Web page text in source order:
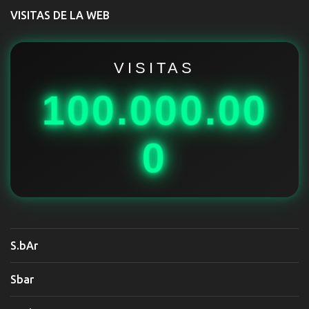
t
r
VISITAS DE LA WEB
VISITAS
100.000.00
0
S.bAr
Sbar